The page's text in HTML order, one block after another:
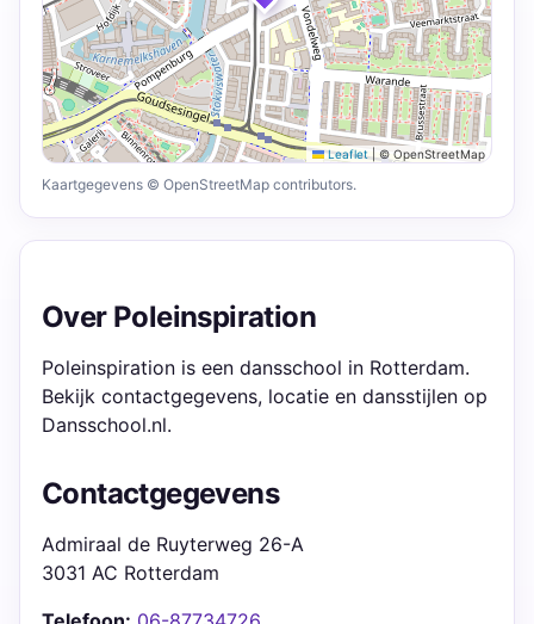
Leaflet © OpenStreetMap
Kaartgegevens © OpenStreetMap contributors.
Over Poleinspiration
Poleinspiration is een dansschool in Rotterdam.
Bekijk contactgegevens, locatie en dansstijlen op
Dansschool.nl.
Contactgegevens
Admiraal de Ruyterweg 26-A
3031 AC Rotterdam